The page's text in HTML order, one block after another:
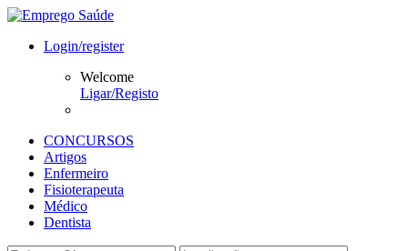
Login/register
Welcome
Ligar/Registo
CONCURSOS
Artigos
Enfermeiro
Fisioterapeuta
Médico
Dentista